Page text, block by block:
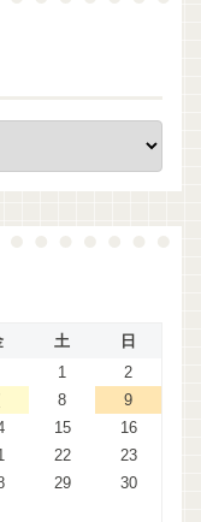
土
日
1
2
8
9
15
16
22
23
29
30